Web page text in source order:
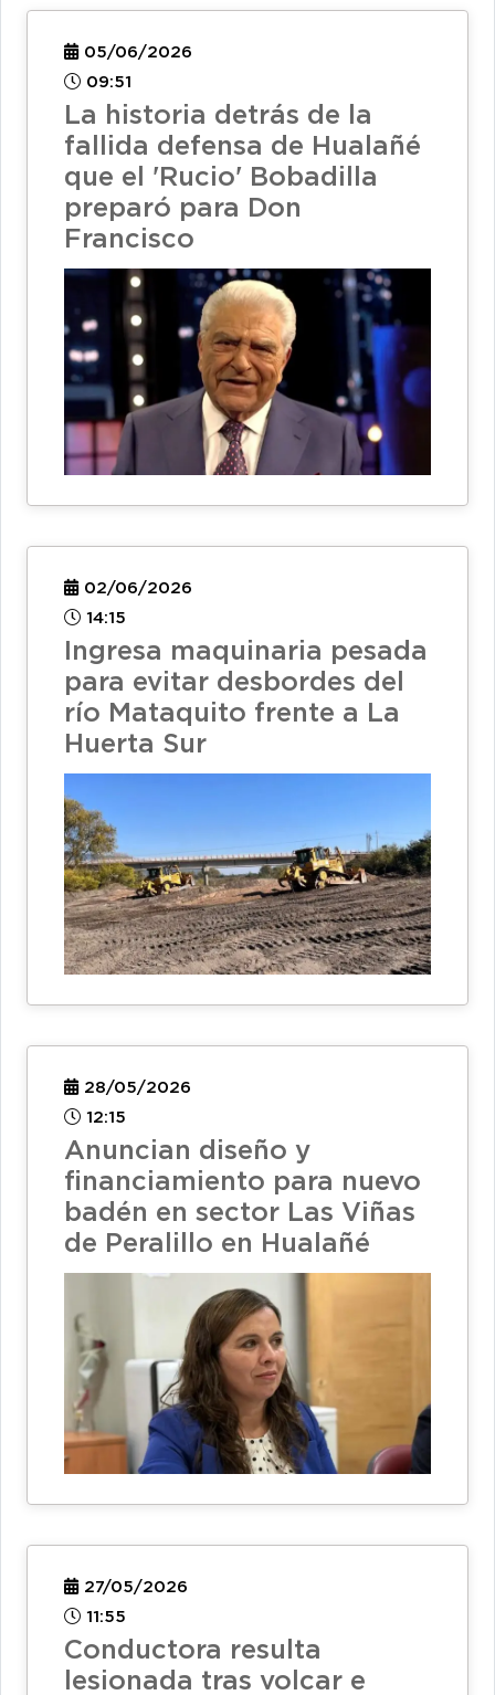
05/06/2026
09:51
La historia detrás de la
fallida defensa de Hualañé
que el 'Rucio' Bobadilla
preparó para Don
Francisco
02/06/2026
14:15
Ingresa maquinaria pesada
para evitar desbordes del
río Mataquito frente a La
Huerta Sur
28/05/2026
12:15
Anuncian diseño y
financiamiento para nuevo
badén en sector Las Viñas
de Peralillo en Hualañé
27/05/2026
11:55
Conductora resulta
lesionada tras volcar e